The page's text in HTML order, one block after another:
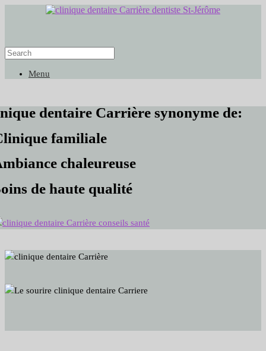
Menu
dentaire Carrière synonyme de:
familiale
chaleureuse
de haute qualité